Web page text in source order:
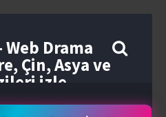
Web Drama
Çin, Asya ve
izle